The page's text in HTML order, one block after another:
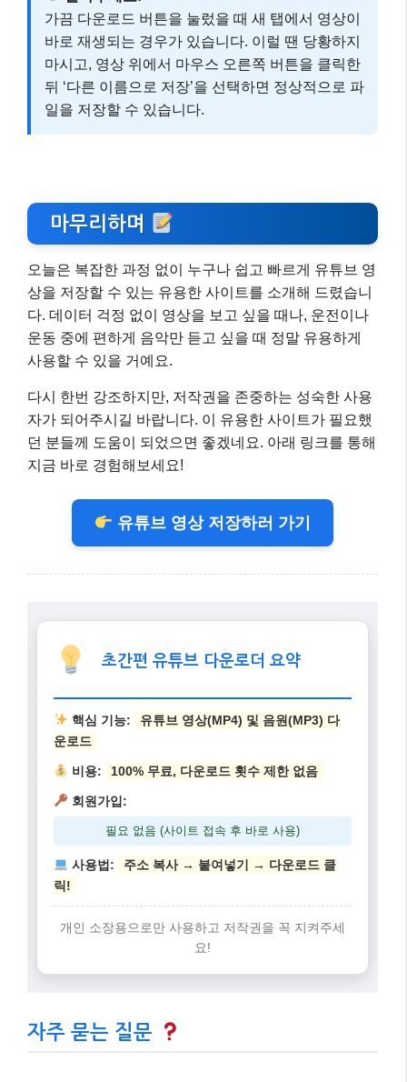
가끔 다운로드 버튼을 눌렀을 때 새 탭에서 영상이
바로 재생되는 경우가 있습니다. 이럴 땐 당황하지
마시고, 영상 위에서 마우스 오른쪽 버튼을 클릭한
뒤 ‘다른 이름으로 저장’을 선택하면 정상적으로 파
일을 저장할 수 있습니다.
마무리하며
오늘은 복잡한 과정 없이 누구나 쉽고 빠르게 유튜브 영
상을 저장할 수 있는 유용한 사이트를 소개해 드렸습니
다. 데이터 걱정 없이 영상을 보고 싶을 때나, 운전이나
운동 중에 편하게 음악만 듣고 싶을 때 정말 유용하게
사용할 수 있을 거예요.
다시 한번 강조하지만, 저작권을 존중하는 성숙한 사용
자가 되어주시길 바랍니다. 이 유용한 사이트가 필요했
던 분들께 도움이 되었으면 좋겠네요. 아래 링크를 통해
지금 바로 경험해보세요!
유튜브 영상 저장하러 가기
초간편 유튜브 다운로더 요약
핵심 기능:
유튜브 영상(MP4) 및 음원(MP3) 다
운로드
비용: 100% 무료, 다운로드 횟수 제한 없음
회원가입:
필요 없음 (사이트 접속 후 바로 사용)
사용법:
주소 복사 → 붙여넣기 → 다운로드 클
릭!
개인 소장용으로만 사용하고 저작권을 꼭 지켜주세
요!
자주 묻는 질문